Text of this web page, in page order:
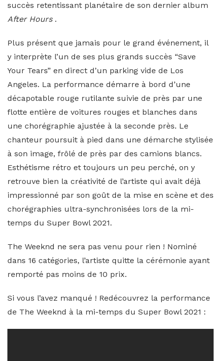
succès retentissant planétaire de son dernier album
After Hours.
Plus présent que jamais pour le grand événement, il
y interprète l’un de ses plus grands succès “Save
Your Tears” en direct d’un parking vide de Los
Angeles. La performance démarre à bord d’une
décapotable rouge rutilante suivie de près par une
flotte entière de voitures rouges et blanches dans
une chorégraphie ajustée à la seconde près. Le
chanteur poursuit à pied dans une démarche stylisée
à son image, frôlé de près par des camions blancs.
Esthétisme rétro et toujours un peu perché, on y
retrouve bien la créativité de l’artiste qui avait déjà
impressionné par son goût de la mise en scène et des
chorégraphies ultra-synchronisées lors de la mi-
temps du Super Bowl 2021.
The Weeknd ne sera pas venu pour rien ! Nominé
dans 16 catégories, l’artiste quitte la cérémonie ayant
remporté pas moins de 10 prix.
Si vous l’avez manqué ! Redécouvrez la performance
de The Weeknd à la mi-temps du Super Bowl 2021 :